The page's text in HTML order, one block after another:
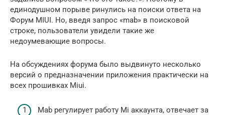
единодушном порыве ринулись на поиски ответа на
Форум MIUI. Но, введя запрос «mab» в поисковой
строке, пользователи увидели такие же
недоумевающие вопросы.
На обсуждениях форума было выдвинуто несколько
версий о предназначении приложения практически на
всех прошивках Miui.
Mab регулирует работу Mi аккаунта, отвечает за